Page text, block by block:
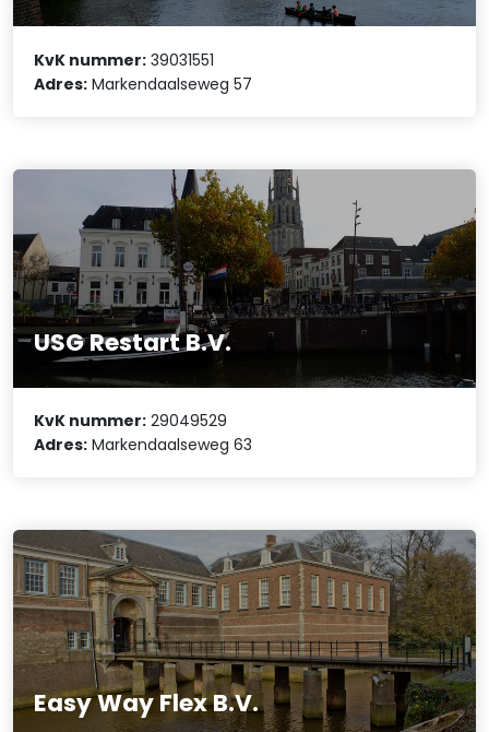
KvK nummer: 39031551
Adres: Markendaalseweg 57
USG Restart B.V.
KvK nummer: 29049529
Adres: Markendaalseweg 63
Easy Way Flex B.V.